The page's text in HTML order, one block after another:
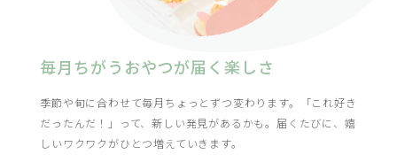
毎月ちがうおやつが届く楽しさ
季節や旬に合わせて毎月ちょっとずつ変わります。「これ好き
だったんだ！」って、新しい発見があるかも。届くたびに、嬉
しいワクワクがひとつ増えていきます。